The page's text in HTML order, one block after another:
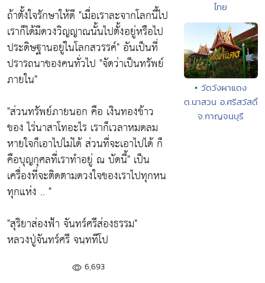
ถ้าตั้งใจรักษาให้ดี "เมื่อเราละจากโลกนี้ไป
เราก็ได้มีดวงวิญญาณนั้นไปตั้งอยู่หรือไป
ประดิษฐานอยู่ในโลกสวรรค์"อันเป็นที่
ปรารถนาของคนทั่วไป "จัดว่าเป็นทรัพย์
ภายใน"
"ส่วนทรัพย์ภายนอก คือ เงินทองข้าว
ของ ไร่นาสาโทอะไร เราก็เวลาหมดลม
หายใจก็เอาไปไม่ได้ ส่วนที่จะเอาไปได้ ก็
คือบุญกุศลที่เราทำอยู่ ณ บัดนี้" เป็น
เครื่องที่จะติดตามดวงใจของเราไปทุกหน
ทุกแห่ง .. "
"สุริยาส่องฟ้า จันทร์ศรีส่องธรรม"
หลวงปู่จันทร์ศรี จนฺททีโป
6,693
ไทย
• วัดวังผาแดง
ต.นาสวน อ.ศรีสวัสดิ์
จ.กาญจนบุรี